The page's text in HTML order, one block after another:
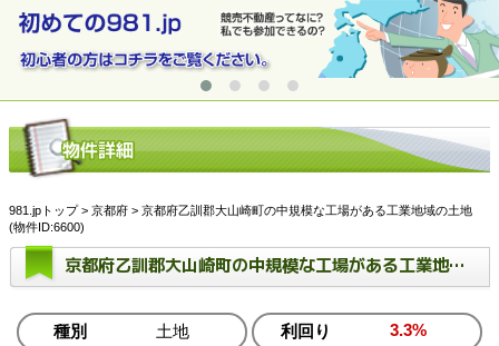
981.jpトップ> 京都府 > 京都府乙訓郡大山崎町の中規模な工場がある工業地域の土地
(物件ID:6600)
京都府乙訓郡大山崎町の中規模な工場がある工業地域の土地
種別 土地 利回り 3.3%